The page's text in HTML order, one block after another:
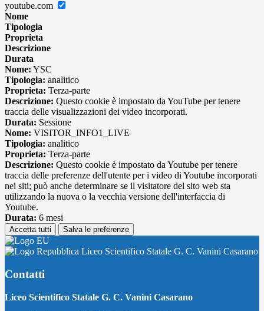
youtube.com
Nome
Tipologia
Proprieta
Descrizione
Durata
Nome: YSC
Tipologia: analitico
Proprieta: Terza-parte
Descrizione: Questo cookie è impostato da YouTube per tenere
traccia delle visualizzazioni dei video incorporati.
Durata: Sessione
Nome: VISITOR_INFO1_LIVE
Tipologia: analitico
Proprieta: Terza-parte
Descrizione: Questo cookie è impostato da Youtube per tenere
traccia delle preferenze dell'utente per i video di Youtube incorporati
nei siti; può anche determinare se il visitatore del sito web sta
utilizzando la nuova o la vecchia versione dell'interfaccia di
Youtube.
Durata: 6 mesi
Accetta tutti Salva le preferenze
Liceo Scientifico Statale G. C. Vanini Casarano
Contatti
Liceo Scientifico Statale G. C. Vanini Casarano